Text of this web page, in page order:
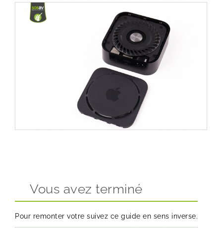
Vous avez terminé
Pour remonter votre suivez ce guide en sens inverse.